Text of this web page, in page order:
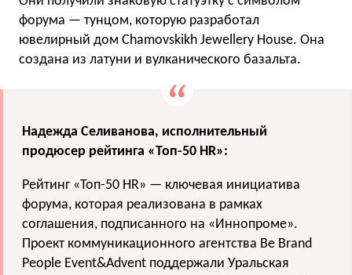
форума — тунцом, которую разработал
ювелирный дом Chamovskikh Jewellery House. Она
создана из латуни и вулканического базальта.
Надежда Селиванова, исполнительный
продюсер рейтинга «Топ-50 HR»:
Рейтинг «Топ-50 HR» — ключевая инициатива
форума, которая реализована в рамках
соглашения, подписанного на «Иннопроме».
Проект коммуникационного агентства Be Brand
People Event&Advent поддержали Уральская